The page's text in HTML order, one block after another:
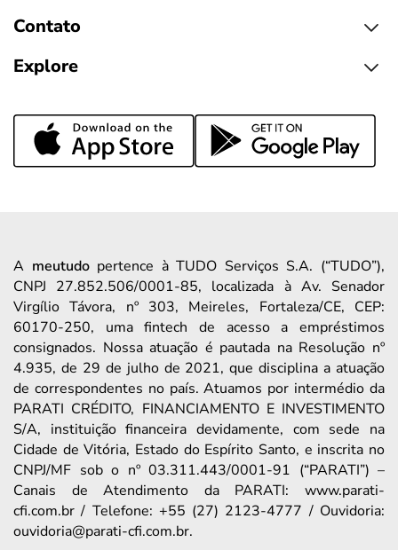
Contato
Explore
A meutudopertence à TUDO Serviços S.A. (“TUDO”),
CNPJ 27.852.506/0001-85, localizada à Av. Senador
Virgílio Távora, nº 303, Meireles, Fortaleza/CE, CEP:
60170-250, uma fintech de acesso a empréstimos
consignados. Nossa atuação é pautada na Resolução nº
4.935, de 29 de julho de 2021, que disciplina a atuação
de correspondentes no país. Atuamos por intermédio da
PARATI CRÉDITO, FINANCIAMENTO E INVESTIMENTO
S/A, instituição financeira devidamente, com sede na
Cidade de Vitória, Estado do Espírito Santo, e inscrita no
CNPJ/MF sob o nº 03.311.443/0001-91 (“PARATI”) –
Canais de Atendimento da PARATI: www.parati-
cfi.com.br / Telefone: +55 (27) 2123-4777 / Ouvidoria:
ouvidoria@parati-cfi.com.br.